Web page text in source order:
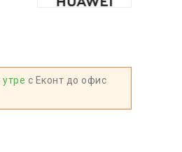
утре с Еконт до офис